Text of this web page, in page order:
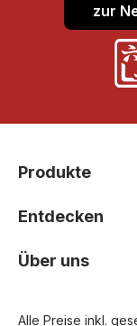
zur
Produkte
Entdecken
Über uns
Alle Preise inkl.